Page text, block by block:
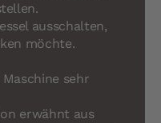
ausschalten,
möchte.
sehr
erwähnt aus